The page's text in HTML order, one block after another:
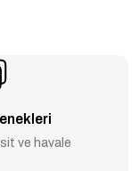
ve havale